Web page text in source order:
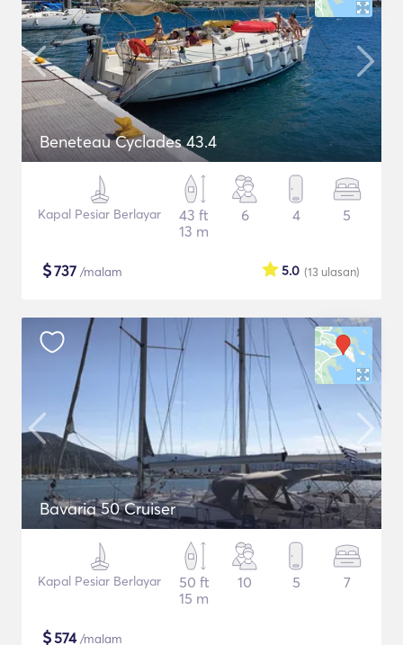
Beneteau Cyclades 43.4
Kapal Pesiar Berlayar
43 ft
13 m
6 4 5
$737 /malam (13 ulasan)
5.0
Bavaria 50 Cruiser
Kapal Pesiar Berlayar
50 ft
15 m
10 5 7
$574/malam